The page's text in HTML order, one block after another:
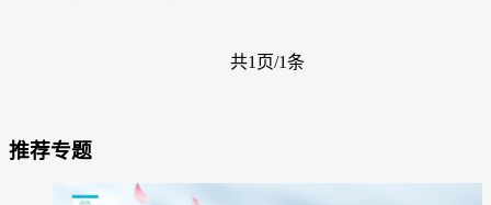
共1页/1条
推荐专题